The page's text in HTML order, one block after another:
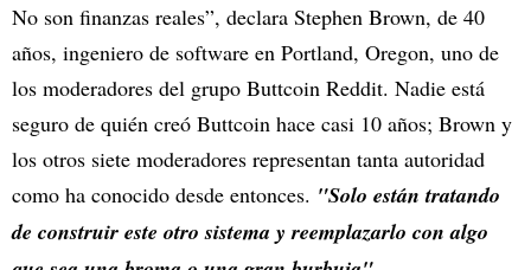
No son finanzas reales”, declara Stephen Brown, de 40
años, ingeniero de software en Portland, Oregon, uno de
los moderadores del grupo Buttcoin Reddit. Nadie está
seguro de quién creó Buttcoin hace casi 10 años; Brown y
los otros siete moderadores representan tanta autoridad
como ha conocido desde entonces. "Solo están tratando
de construir este otro sistema y reemplazarlo con algo